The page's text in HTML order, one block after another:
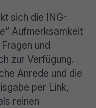
sich die ING-
“ Aufmerksamkeit
und
zur Verfügung.
Anrede und die
per Link,
reinen